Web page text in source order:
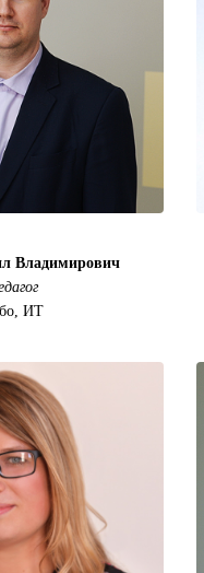
Владимирович
ИТ